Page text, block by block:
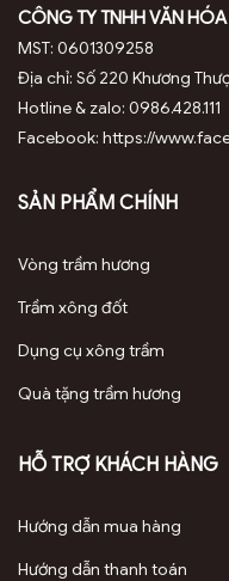
CÔNG TY TNHH VĂN
MST: 0601309258
Địa chỉ: Số 220 Khương
Hotline & zalo: 0986.428.111
Facebook: https://
SẢN PHẨM CHÍNH
Vòng trầm hương
Trầm xông đốt
Dụng cụ xông trầm
Quà tặng trầm hương
HỖ TRỢ KHÁCH HÀNG
Hướng dẫn mua hàng
Hướng dẫn thanh toán